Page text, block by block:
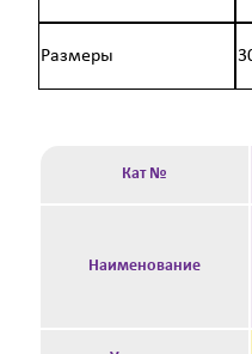
Размеры
Кат №
Наименование